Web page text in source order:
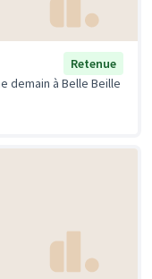
Retenue
demain à Belle Beille